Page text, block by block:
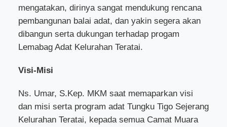
mengatakan, dirinya sangat mendukung rencana
pembangunan balai adat, dan yakin segera akan
dibangun serta dukungan terhadap progam
Lemabag Adat Kelurahan Teratai.
Visi-Misi
Ns. Umar, S.Kep. MKM saat memaparkan visi
dan misi serta program adat Tungku Tigo Sejerang
Kelurahan Teratai, kepada semua Camat Muara